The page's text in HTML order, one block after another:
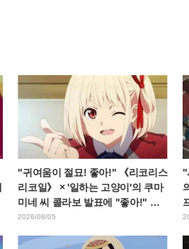
"귀여움이 절묘! 좋아!" 《리코리스
리코일》 × '일하는 고양이'의 쿠마
미네 씨 콜라보 발표에 "좋아!" 반
응 잇따라
2026/08/05
"